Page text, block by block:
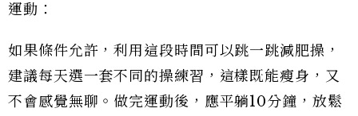
運動：
如果條件允許，利用這段時間可以跳一跳減肥操，
建議每天選一套不同的操練習，這樣既能瘦身，又
不會感覺無聊。做完運動後，應平躺10分鐘，放鬆